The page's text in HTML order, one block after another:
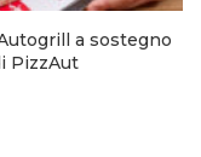
a sostegno
PizzAut